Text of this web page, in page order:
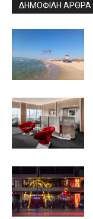
ΔΗΜΟΦΙΛΗ ΑΡΘΡΑ